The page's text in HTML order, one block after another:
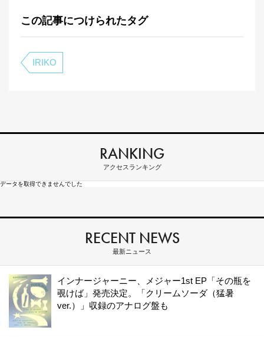
この記事につけられたタグ
IRIKO
RANKING
アクセスランキング
データを取得できませんでした
RECENT NEWS
最新ニュース
インナージャーニー、メジャー1st EP「その瓶を
覗けば」発売決定。「クリームソーダ（猛暑
ver.）」収録のアナログ盤も